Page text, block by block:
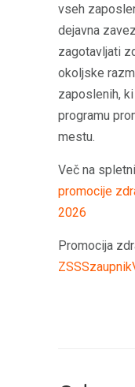
vseh
dejavna
zagotavljati
okoljske
zaposlenih,
programu
mestu.
Več na
promocije
2026
Promocija